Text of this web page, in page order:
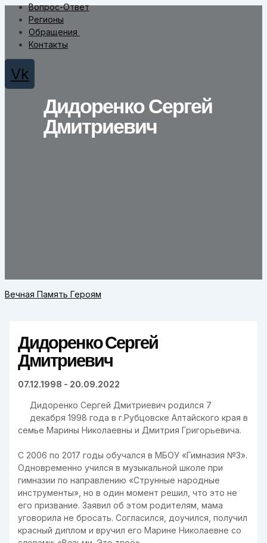
Вопрос-Ответ
Регионы
Обращения
Контакты
Vk
Дидоренко Сергей
Дмитриевич
Вечная Память Героям
Дидоренко Сергей
Дмитриевич
07.12.1998 - 20.09.2022
Дидоренко Сергей Дмитриевич родился 7
декабря 1998 года в г.Рубцовске Алтайского края в
семье Марины Николаевны и Дмитрия Григорьевича.
С 2006 по 2017 годы обучался в МБОУ «Гимназия №3».
Одновременно учился в музыкальной школе при
гимназии по направлению «Струнные народные
инструменты», но в один момент решил, что это не
его призвание. Заявил об этом родителям, мама
уговорила не бросать. Согласился, доучился, получил
красный диплом и вручил его Марине Николаевне со